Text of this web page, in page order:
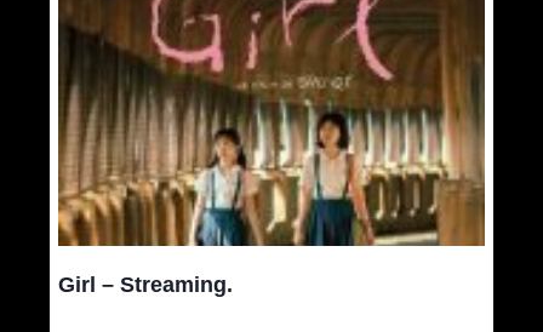
Girl – Streaming.